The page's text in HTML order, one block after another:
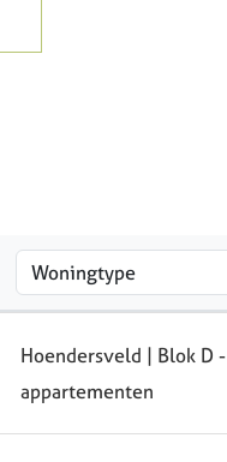
Hoendersveld | Blok D -
appartementen